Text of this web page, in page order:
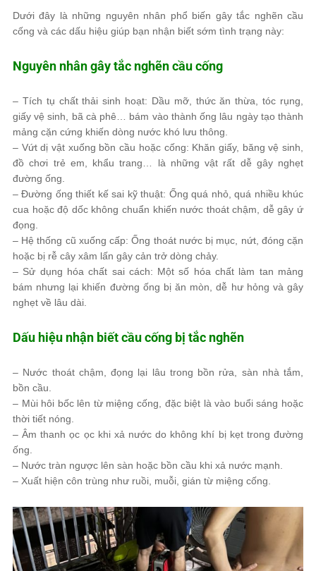
Dưới đây là những nguyên nhân phổ biến gây tắc nghẽn cầu
cống và các dấu hiệu giúp bạn nhận biết sớm tình trạng này:
Nguyên nhân gây tắc nghẽn cầu cống
– Tích tụ chất thải sinh hoạt: Dầu mỡ, thức ăn thừa, tóc rụng,
giấy vệ sinh, bã cà phê… bám vào thành ống lâu ngày tạo thành
mảng cặn cứng khiến dòng nước khó lưu thông.
– Vứt dị vật xuống bồn cầu hoặc cống: Khăn giấy, băng vệ sinh,
đồ chơi trẻ em, khẩu trang… là những vật rất dễ gây nghẹt
đường ống.
– Đường ống thiết kế sai kỹ thuật: Ống quá nhỏ, quá nhiều khúc
cua hoặc độ dốc không chuẩn khiến nước thoát chậm, dễ gây ứ
đọng.
– Hệ thống cũ xuống cấp: Ống thoát nước bị mục, nứt, đóng cặn
hoặc bị rễ cây xâm lấn gây cản trở dòng chảy.
– Sử dụng hóa chất sai cách: Một số hóa chất làm tan mảng
bám nhưng lại khiến đường ống bị ăn mòn, dễ hư hỏng và gây
nghẹt về lâu dài.
Dấu hiệu nhận biết cầu cống bị tắc nghẽn
– Nước thoát chậm, đọng lại lâu trong bồn rửa, sàn nhà tắm,
bồn cầu.
– Mùi hôi bốc lên từ miệng cống, đặc biệt là vào buổi sáng hoặc
thời tiết nóng.
– Âm thanh ọc ọc khi xả nước do không khí bị kẹt trong đường
ống.
– Nước tràn ngược lên sàn hoặc bồn cầu khi xả nước mạnh.
– Xuất hiện côn trùng như ruồi, muỗi, gián từ miệng cống.